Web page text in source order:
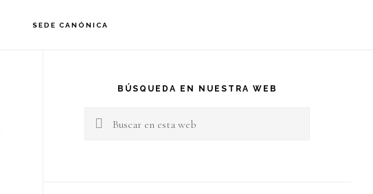
SEDE CANÓNICA
principal
BÚSQUEDA EN NUESTRA WEB
Buscar